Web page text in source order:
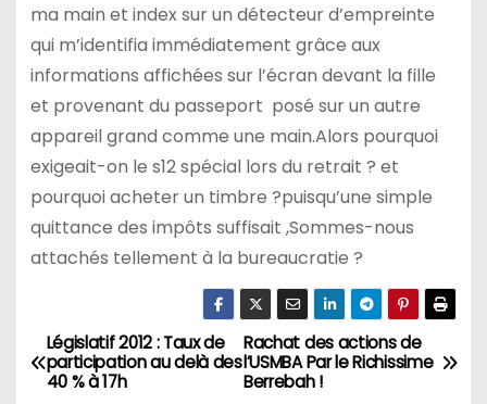
ma main et index sur un détecteur d’empreinte
qui m’identifia immédiatement grâce aux
informations affichées sur l’écran devant la fille
et provenant du passeport posé sur un autre
appareil grand comme une main.Alors pourquoi
exigeait-on le s12 spécial lors du retrait ? et
pourquoi acheter un timbre ?puisqu’une simple
quittance des impôts suffisait ,Sommes-nous
attachés tellement à la bureaucratie ?
N
Rachat des actions de
l’USMBA Par le Richissime
Berrebah !
Législatif 2012 : Taux de
participation au delà des
40 % à 17h